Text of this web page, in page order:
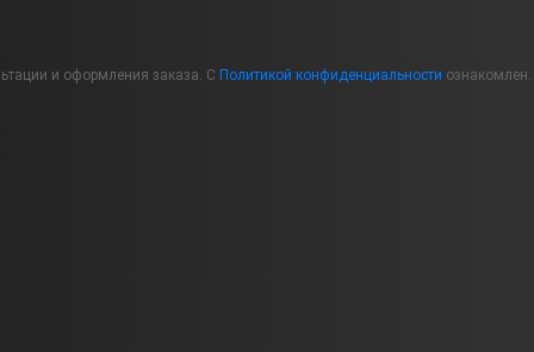
и оформления заказа. С Политикой конфиденциальности ознакомлен.